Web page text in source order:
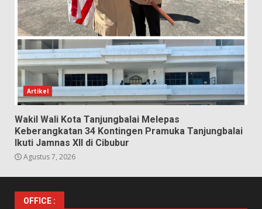
Artikel
Wakil Wali Kota Tanjungbalai Melepas
Keberangkatan 34 Kontingen Pramuka Tanjungbalai
Ikuti Jamnas XII di Cibubur
Agustus 7, 2026
OFFICE :